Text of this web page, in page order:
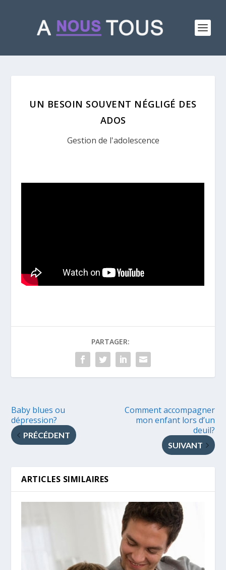
UN BESOIN SOUVENT NÉGLIGÉ DES
ADOS
Gestion de l'adolescence
PARTAGER:
Baby blues ou
dépression?
PRÉCÉDENT
Comment accompagner
mon enfant lors d’un
deuil?
SUIVANT
ARTICLES SIMILAIRES